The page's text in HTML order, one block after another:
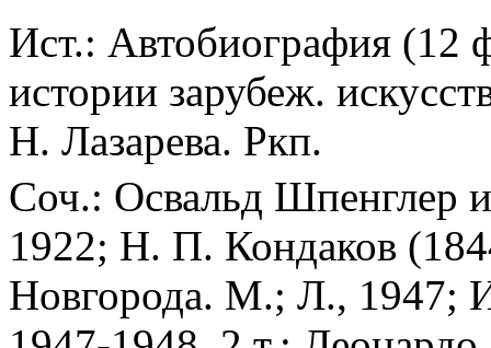
Ист.: Автобиография
истории зарубеж.
Н. Лазарева. Ркп.
Соч.: Освальд Шпенглер
1922; Н. П. Кондаков
Новгорода. М.; Л., 1947;